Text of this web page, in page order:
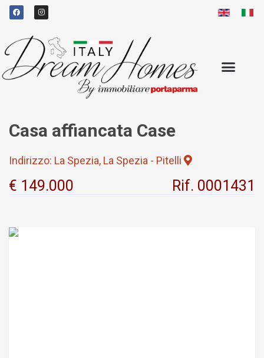
Casa affiancata Case
Indirizzo: La Spezia, La Spezia - Pitelli
€ 149.000 Rif. 0001431